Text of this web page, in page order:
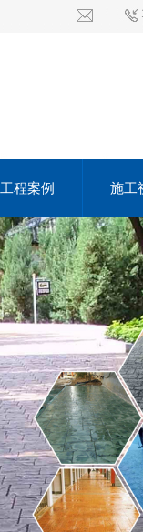
工程案例 施工